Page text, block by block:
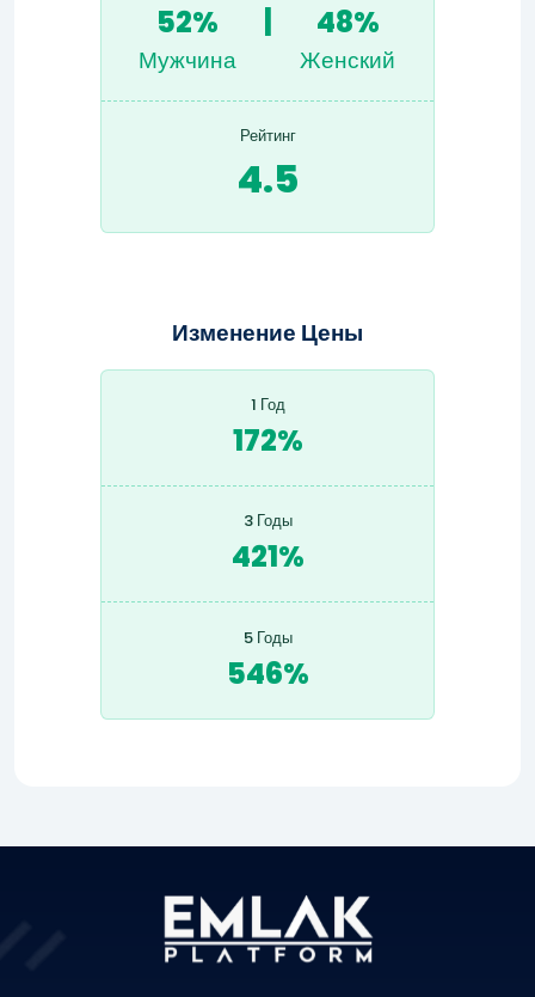
52%
Мужчина
48%
Женский
Рейтинг
4.5
Изменение Цены
1 Год
172%
3 Годы
421%
5 Годы
546%